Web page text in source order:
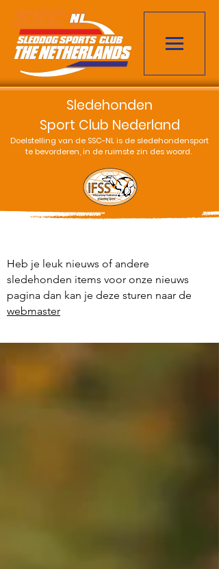
Sledehonden
Sport Club Nederland
Doelstelling van de SSC-NL is de sledehondensport
te bevorderen, in de ruimste zin des woord.
Heb je leuk nieuws of andere
sledehonden items voor onze nieuws
pagina dan kan je deze sturen naar de
webmaster